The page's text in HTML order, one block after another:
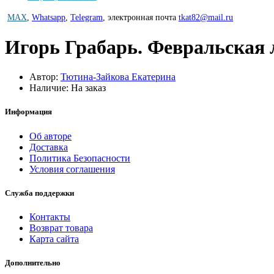
MAX, Whatsapp, Telegram, электронная почта tkat82@mail.ru
Игорь Грабарь. Февральская
Автор: Тютина-Зайкова Екатерина
Наличие: На заказ
Информация
Об авторе
Доставка
Политика Безопасности
Условия соглашения
Служба поддержки
Контакты
Возврат товара
Карта сайта
Дополнительно